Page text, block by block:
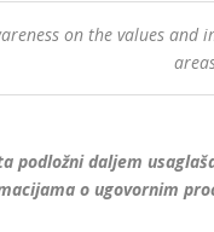
on the values
podložni daljem
o ugovornim